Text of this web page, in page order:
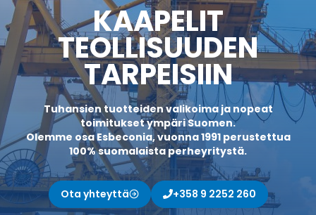
KAAPELIT
TEOLLISUUDEN
TARPEISIIN
Tuhansien tuotteiden valikoima ja nopeat
toimitukset ympäri Suomen.
Olemme osa Esbeconia, vuonna 1991 perustettua
100% suomalaista perheyritystä.
Ota yhteyttä +358 9 2252 260